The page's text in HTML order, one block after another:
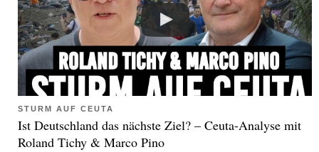
STURM AUF CEUTA
Ist Deutschland das nächste Ziel? – Ceuta-Analyse mit
Roland Tichy & Marco Pino